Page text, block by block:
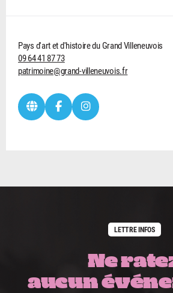
Pays d'art et d'histoire du Grand Villeneuvois
09 64 41 87 73
patrimoine@grand-villeneuvois.fr
LETTRE INFOS
Ne
aucun